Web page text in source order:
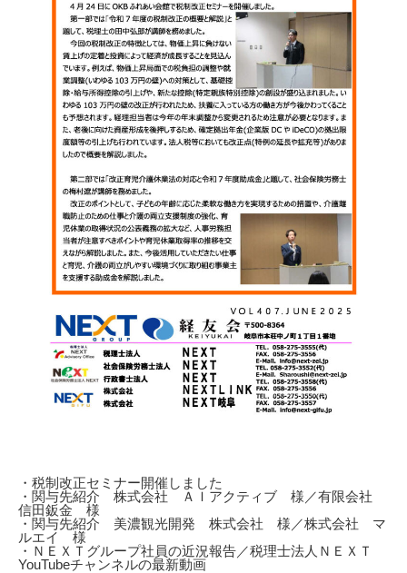
・税制改正セミナー開催しました
・関与先紹介 株式会社 ＡＩアクティブ 様／有限会社
信田鈑金 様
・関与先紹介 美濃観光開発 株式会社 様／株式会社 マ
ルエイ 様
・ＮＥＸＴグループ社員の近況報告／税理士法人ＮＥＸＴ
YouTubeチャンネルの最新動画